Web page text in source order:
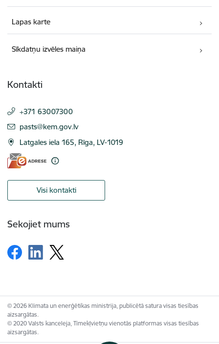
Lapas karte
Sīkdatņu izvēles maiņa
Kontakti
+371 63007300
E-pasts:
pasts@kem.gov.lv
Latgales iela 165, Rīga, LV-1019
Visi kontakti
Sekojiet mums
© 2026 Klimata un enerģētikas ministrija, publicētā satura visas tiesības
aizsargātas.
© 2020 Valsts kanceleja, Tīmekļvietņu vienotās platformas visas tiesības
aizsargātas.